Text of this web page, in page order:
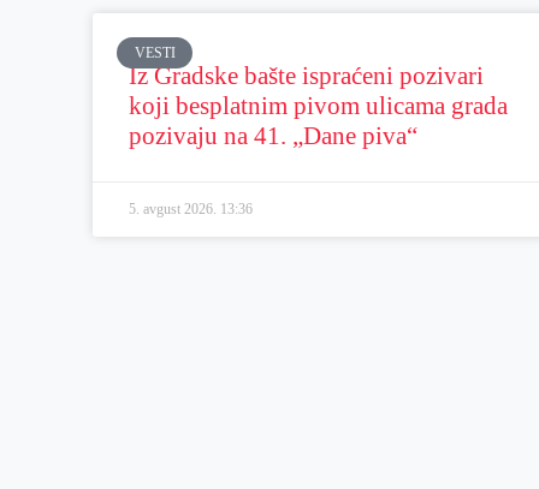
VESTI
Iz Gradske bašte ispraćeni pozivari
koji besplatnim pivom ulicama grada
pozivaju na 41. „Dane piva“
5. avgust 2026. 13:36